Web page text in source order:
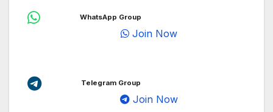
WhatsApp Group
Join Now
Telegram Group
Join Now